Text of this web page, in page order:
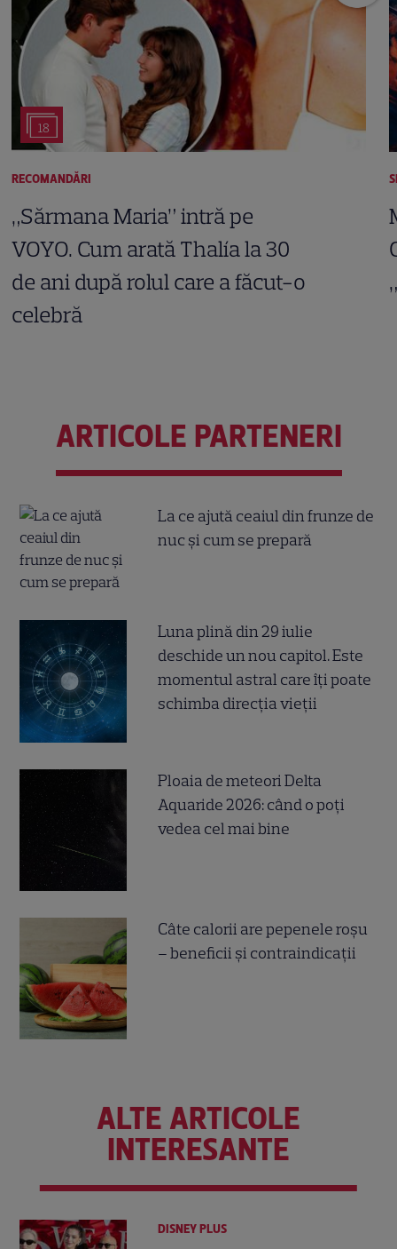
18
RECOMANDĂRI
„Sărmana Maria” intră pe
VOYO. Cum arată Thalía la 30
de ani după rolul care a făcut-o
celebră
ARTICOLE PARTENERI
La ce ajută ceaiul din frunze de
nuc și cum se prepară
Luna plină din 29 iulie
deschide un nou capitol. Este
momentul astral care îți poate
schimba direcția vieții
Ploaia de meteori Delta
Aquaride 2026: când o poți
vedea cel mai bine
Câte calorii are pepenele roșu
– beneficii și contraindicații
ALTE ARTICOLE
INTERESANTE
DISNEY PLUS